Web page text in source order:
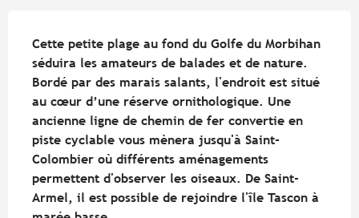
Cette petite plage au fond du Golfe du Morbihan
séduira les amateurs de balades et de nature.
Bordé par des marais salants, l'endroit est situé
au cœur d’une réserve ornithologique. Une
ancienne ligne de chemin de fer convertie en
piste cyclable vous mènera jusqu'à Saint-
Colombier où différents aménagements
permettent d'observer les oiseaux. De Saint-
Armel, il est possible de rejoindre l'île Tascon à